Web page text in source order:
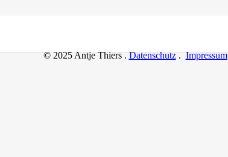
© 2025 Antje Thiers .Datenschutz.Impressum